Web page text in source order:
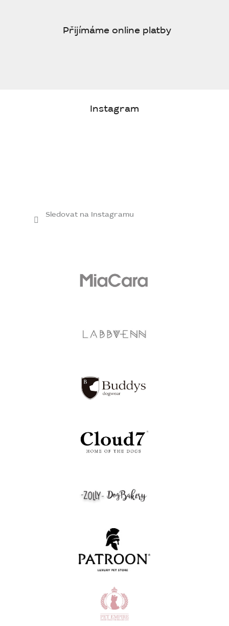
Přijímáme online platby
Instagram
Sledovat na Instagramu